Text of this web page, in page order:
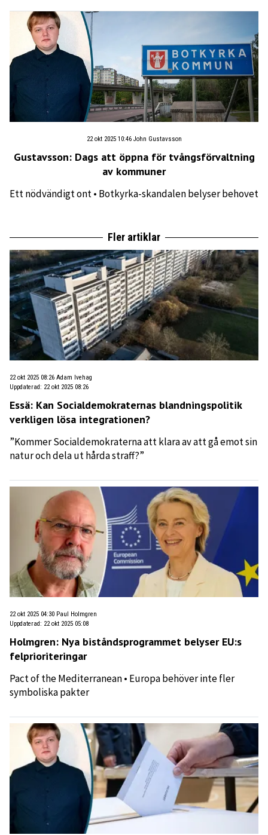
22 okt 2025 10:46 John Gustavsson
Gustavsson: Dags att öppna för tvångsförvaltning
av kommuner
Ett nödvändigt ont • Botkyrka-skandalen belyser behovet
Fler artiklar
22 okt 2025 08:26 Adam Ivehag
Uppdaterad: 22 okt 2025 08:26
Essä: Kan Socialdemokraternas blandningspolitik
verkligen lösa integrationen?
”Kommer Socialdemokraterna att klara av att gå emot sin
natur och dela ut hårda straff?”
22 okt 2025 04:30 Paul Holmgren
Uppdaterad: 22 okt 2025 05:08
Holmgren: Nya biståndsprogrammet belyser EU:s
felprioriteringar
Pact of the Mediterranean • Europa behöver inte fler
symboliska pakter